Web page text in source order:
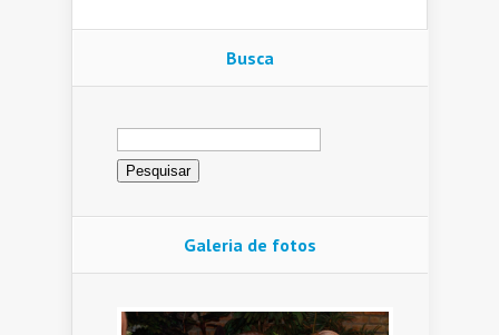
Busca
Pesquisar
por:
Galeria de fotos